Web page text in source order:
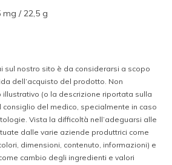
mg / 22,5 g
sul nostro sito è da considerarsi a scopo
dell’acquisto del prodotto. Non
(o la descrizione riportata sulla
consiglio del medico, specialmente in caso
Vista la difficoltà nell’adeguarsi alle
dalle varie aziende produttrici come
dimensioni, contenuto, informazioni) e
cambio degli ingredienti e valori